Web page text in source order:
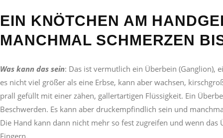
EIN KNÖTCHEN AM
MANCHMAL SCHMERZEN
Was kann das sein: Das ist vermutlich ein Überbein (Ganglion),
es nicht viel größer als eine Erbse, kann aber wachsen,
prall gefüllt mit einer zähen, gallertartigen Flüssigkeit. Ein
Beschwerden. Es kann aber druckempfindlich sein und
Die Hand kann dann nicht mehr so fest zugreifen und wenn
Fingern.